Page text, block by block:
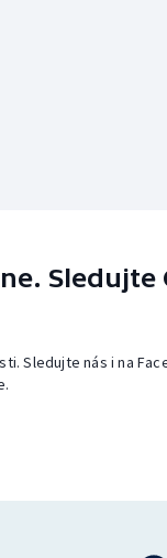
Sledujte
Sledujte nás i na